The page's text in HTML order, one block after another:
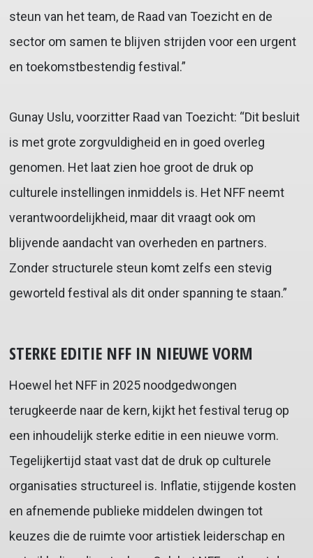
steun van het team, de Raad van Toezicht en de
sector om samen te blijven strijden voor een urgent
en toekomstbestendig festival.”
Gunay Uslu, voorzitter Raad van Toezicht: “Dit besluit
is met grote zorgvuldigheid en in goed overleg
genomen. Het laat zien hoe groot de druk op
culturele instellingen inmiddels is. Het NFF neemt
verantwoordelijkheid, maar dit vraagt ook om
blijvende aandacht van overheden en partners.
Zonder structurele steun komt zelfs een stevig
geworteld festival als dit onder spanning te staan.”
STERKE EDITIE NFF IN NIEUWE VORM
Hoewel het NFF in 2025 noodgedwongen
terugkeerde naar de kern, kijkt het festival terug op
een inhoudelijk sterke editie in een nieuwe vorm.
Tegelijkertijd staat vast dat de druk op culturele
organisaties structureel is. Inflatie, stijgende kosten
en afnemende publieke middelen dwingen tot
keuzes die de ruimte voor artistiek leiderschap en